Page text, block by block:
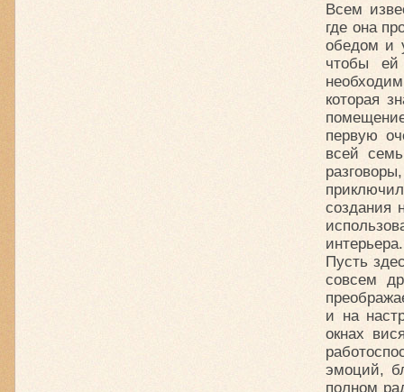
Всем
где она
обедом и
чтобы ей
которая
первую
всей
создания
Пусть
совсем
и на
окнах
эмоций,
полном